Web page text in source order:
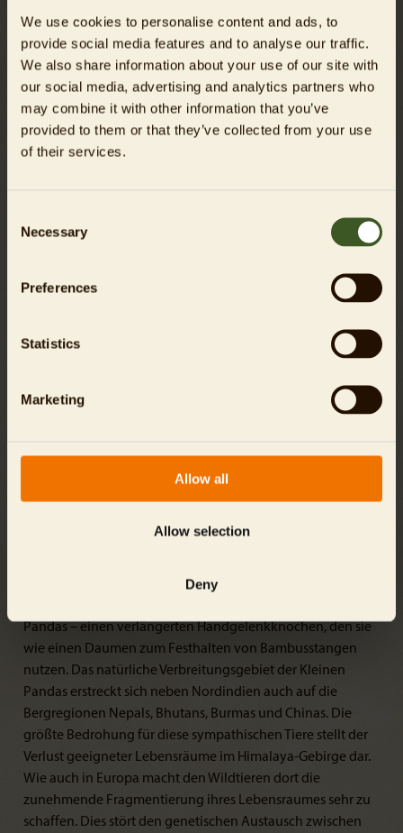
We use cookies to personalise content and ads, to
provide social media features and to analyse our traffic.
We also share information about your use of our site with
our social media, advertising and analytics partners who
may combine it with other information that you’ve
provided to them or that they’ve collected from your use
of their services.
Selection
Necessary
Preferences
Statistics
Marketing
Allow all
Allow selection
Deny
Wochenende erkunden die beiden Abenteurer ihr Zuhause
auf eigene Faust. Mit etwas Glück kann man die Jungtiere
zwischen dem Blattwerk im Außengehege beim
Herumklettern beobachten.
Rote Pandas gelten laut der Weltnaturschutzunion IUCN als
stark gefährdet. Ihr natürlicher Lebensraum in den
bedeutender ist jeder einzelne Nachwuchs im Rahmen
jährliche Welttag des Roten Pandas erinnert einmal mehr
daran, wie wichtig der Schutz dieser faszinieren Tierart ist.
Rote Pandas bringen anfangs nur etwa 100 g auf die
Wochen erstmals die Augen. Ausgewachsene Kleine
Pandas verwandt. Sie gehören einer eigenen Familie, den
mit ihren Namensvettern. So ernähren sie sich ebenfalls
Pandas – einen verlängerten Handgelenkknochen, den sie
wie einen Daumen zum Festhalten von Bambusstangen
nutzen. Das natürliche Verbreitungsgebiet der Kleinen
Pandas erstreckt sich neben Nordindien auch auf die
Bergregionen Nepals, Bhutans, Burmas und Chinas. Die
größte Bedrohung für diese sympathischen Tiere stellt der
Verlust geeigneter Lebensräume im Himalaya-Gebirge dar.
Wie auch in Europa macht den Wildtieren dort die
zunehmende Fragmentierung ihres Lebensraumes sehr zu
schaffen. Dies stört den genetischen Austausch zwischen